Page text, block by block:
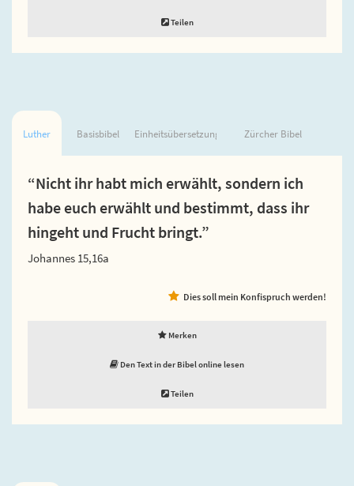
Teilen
Luther Basisbibel Einheitsübersetzung Zürcher Bibel
“Nicht ihr habt mich erwählt, sondern ich
habe euch erwählt und bestimmt, dass ihr
hingeht und Frucht bringt.”
Johannes 15,16a
Dies soll mein Konfispruch werden!
Merken
Den Text in der Bibel online lesen
Teilen